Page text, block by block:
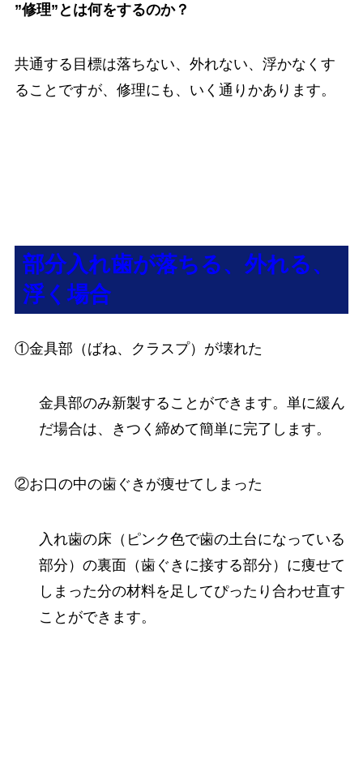
”修理”とは何をするのか？
共通する目標は落ちない、外れない、浮かなくす
ることですが、修理にも、いく通りかあります。
部分入れ歯が落ちる、外れる、
浮く場合
①金具部（ばね、クラスプ）が壊れた
金具部のみ新製することができます。単に緩ん
だ場合は、きつく締めて簡単に完了します。
②お口の中の歯ぐきが痩せてしまった
入れ歯の床（ピンク色で歯の土台になっている
部分）の裏面（歯ぐきに接する部分）に痩せて
しまった分の材料を足してぴったり合わせ直す
ことができます。